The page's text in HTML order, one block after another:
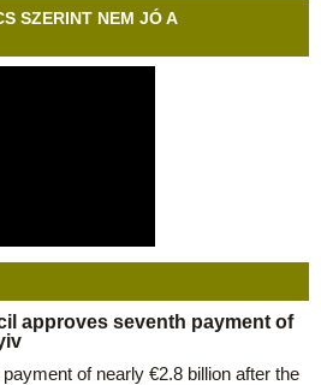
SZERINT NEM JÓ A
approves seventh payment of
of nearly €2.8 billion after the